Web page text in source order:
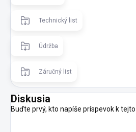
Technický list
Údržba
Záručný list
Diskusia
Buďte prvý, kto napíše príspevok k